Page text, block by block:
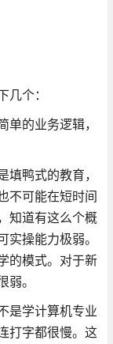
个：
的业务逻辑，
鸭式的教育，
不可能在短时间
知道有这么个概
操能力极弱。
的模式。对于新
。
是学计算机专业
打字都很慢。这